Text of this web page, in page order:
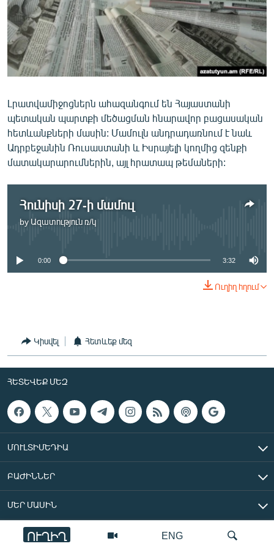
ՄԻՋԱԶԳԱՅԻՆ
ՄՇԱԿՈՒՅԹ
ՍՊՈՐՏ
ՄԵԿՆԱԲԱՆՈՒԹՅՈՒՆ
ՏՏ ԵՒ ԻՆՏԵՐՆԵՏ
ԿՈՐՈՆԱՎԻՐՈՒՍ
ԱՐԽԻՎ
ՏԵՍԱՆՅՈՒԹԵՐ
ԲԱՆԱՎԵՃ
ՁԳՏԵԼՈՎ ԼԱՎԱԳՈՒՅՆԻՆ
ՓՈԴՔԱՍԹ
Հայերեն
ՀԵՏԵՎԵՔ ՄԵԶ
«Ազատության» բոլոր կայքերը
ENG
ՈՒՂԻՂ
Լրատվամիջոցներն ահազանգում են Հայաստանի
պետական պարտքի մեծացման հնարավոր բացասական
հետևանքների մասին: Մամուլն անդրադառնում է նաև
Ադրբեջանին Ռուսաստանի և Իսրայելի կողմից զենքի
մատակարարումներին, այլ հրատապ թեմաների:
Հունիսի 27-ի մամուլ
by Ազատություն ռ/կ
No media source currently available
0:00 3:32
Ուղիղ հղում
Կիսվել Հետևեք մեզ
ՀԵՏԵՎԵՔ ՄԵԶ
ՄՈՒԼՏԻՄԵԴԻԱ
ԲԱԺԻՆՆԵՐ
ՄԵՐ ՄԱՍԻՆ
«Ազատ Եվրոպա/Ազատություն» ռադիոկայան © 2026